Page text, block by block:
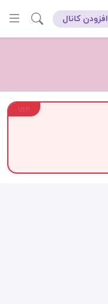
افزودن کانال